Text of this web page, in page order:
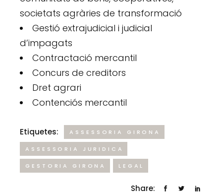
societats agràries de transformació
Gestió extrajudicial i judicial
d’impagats
Contractació mercantil
Concurs de creditors
Dret agrari
Contenciós mercantil
Etiquetes: ASSESSORIA GIRONA
ASSESSORIA JURIDICA
GESTORIA GIRONA LEGAL
Share: